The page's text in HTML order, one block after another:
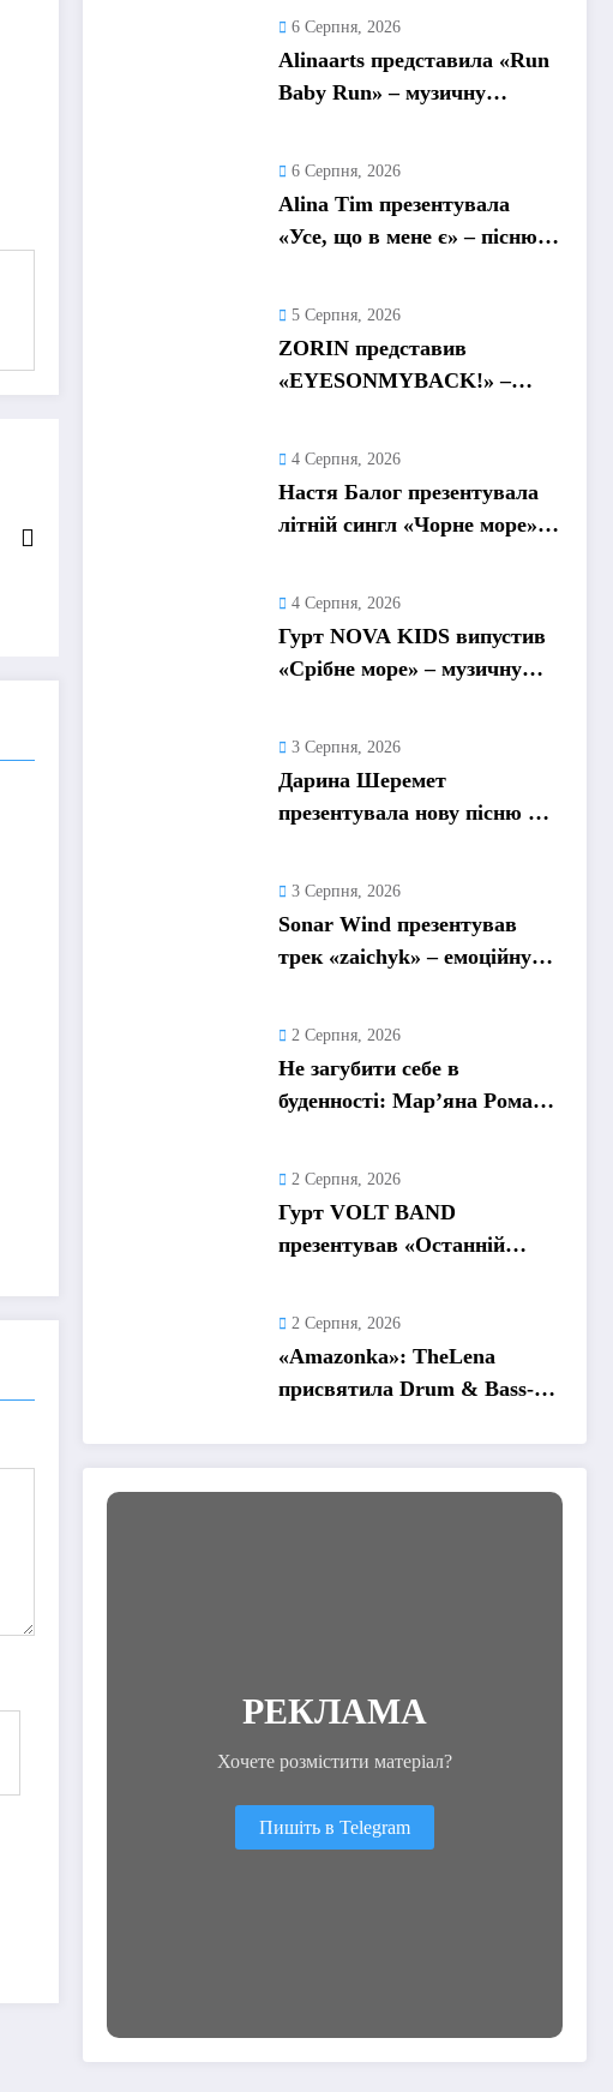
6 Серпня, 2026
Alinaarts представила «Run
Baby Run» – музичну
6 Серпня, 2026
Alina Tim презентувала
«Усе, що в мене є» – пісню
5 Серпня, 2026
ZORIN представив
«EYESONMYBACK!» –
4 Серпня, 2026
Настя Балог презентувала
літній сингл «Чорне море»
4 Серпня, 2026
Гурт NOVA KIDS випустив
«Срібне море» – музичну
3 Серпня, 2026
Дарина Шеремет
презентувала нову пісню «А
3 Серпня, 2026
Sonar Wind презентував
трек «zaichyk» – емоційну
2 Серпня, 2026
Не загубити себе в
буденності: Мар’яна Ромась
2 Серпня, 2026
Гурт VOLT BAND
презентував «Останній
2 Серпня, 2026
«Amazonka»: TheLena
присвятила Drum & Bass-
РЕКЛАМА
Хочете розмістити матеріал?
Пишіть в Telegram